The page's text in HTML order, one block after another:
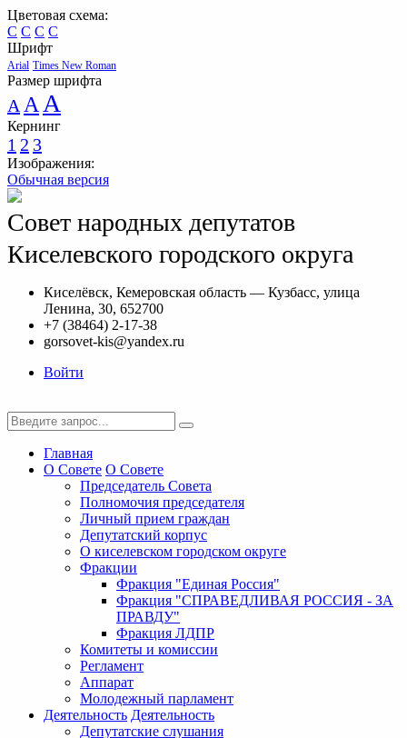
Цветовая схема:
C C C C
Шрифт
Arial Times New Roman
Размер шрифта
A A A
Кернинг
1 2 3
Изображения:
Обычная версия
Совет народных депутатов
Киселевского городского округа
Киселёвск, Кемеровская область — Кузбасс, улица
Ленина, 30, 652700
+7 (38464) 2-17-38
gorsovet-kis@yandex.ru
Войти
Главная
О Совете О Совете
Председатель Совета
Полномочия председателя
Личный прием граждан
Депутатский корпус
О киселевском городском округе
Фракции
Фракция "Единая Россия"
Фракция "СПРАВЕДЛИВАЯ РОССИЯ - ЗА
ПРАВДУ"
Фракция ЛДПР
Комитеты и комиссии
Регламент
Аппарат
Молодежный парламент
Деятельность Деятельность
Депутатские слушания